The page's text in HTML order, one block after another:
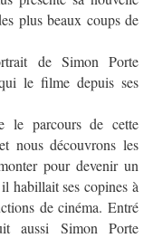
plus beaux coups de
de Simon Porte
le filme depuis ses
le parcours de cette
nous découvrons les
pour devenir un
habillait ses copines à
de cinéma. Entré
aussi Simon Porte